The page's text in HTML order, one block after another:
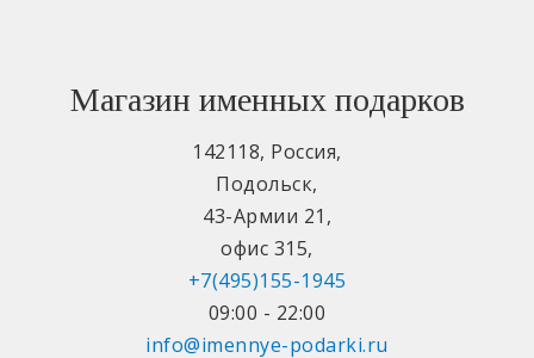
Магазин именных подарков
142118, Россия,
Подольск,
43-Армии 21 ,
офис 315,
+7(495)155-1945
09:00 - 22:00
info@imennye-podarki.ru